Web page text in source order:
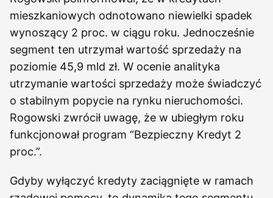
mieszkaniowych odnotowano niewielki spadek
wynoszący 2 proc. w ciągu roku. Jednocześnie
segment ten utrzymał wartość sprzedaży na
poziomie 45,9 mld zł. W ocenie analityka
utrzymanie wartości sprzedaży może świadczyć
o stabilnym popycie na rynku nieruchomości.
Rogowski zwrócił uwagę, że w ubiegłym roku
funkcjonował program “Bezpieczny Kredyt 2
proc.”.
Gdyby wyłączyć kredyty zaciągnięte w ramach